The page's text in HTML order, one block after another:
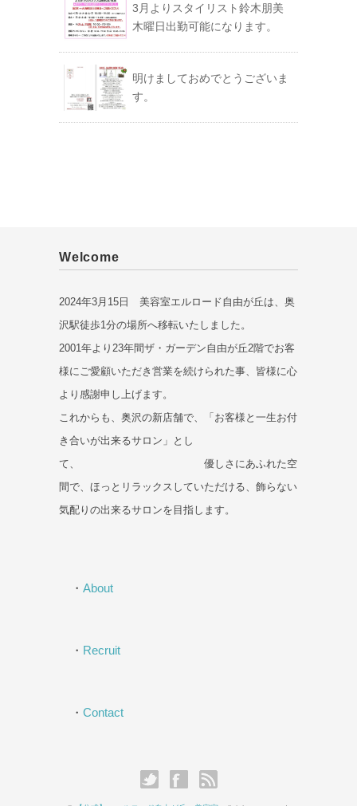
3月よりスタイリスト鈴木朋美
木曜日出勤可能になります。
明けましておめでとうございま
す。
Welcome
2024年3月15日 美容室エルロード自由が丘は、奥
沢駅徒歩1分の場所へ移転いたしました。
2001年より23年間ザ・ガーデン自由が丘2階でお客
様にご愛顧いただき営業を続けられた事、皆様に心
より感謝申し上げます。
これからも、奥沢の新店舗で、「お客様と一生お付
き合いが出来るサロン」とし
て、 優しさにあふれた空
間で、ほっとリラックスしていただける、飾らない
気配りの出来るサロンを目指します。
・ About
・ Recruit
・ Contact